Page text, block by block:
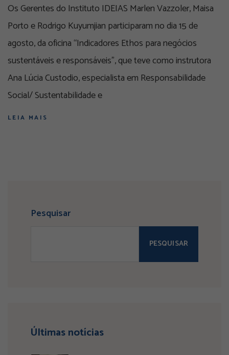
Os Gerentes do Instituto IDEIAS Marlen Vazzoler, Maisa
Porto e Rodrigo Kuyumjian participaram no dia 15 de
agosto, da oficina “Indicadores Ethos para negócios
sustentáveis e responsáveis”, que teve como instrutora
Ana Lúcia Custodio, especialista em Responsabilidade
Social/ Sustentabilidade e
LEIA MAIS
Pesquisar
PESQUISAR
Últimas notícias